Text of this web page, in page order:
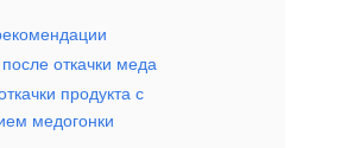
откачки меда
продукта с
медогонки